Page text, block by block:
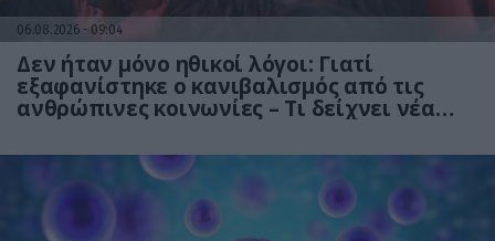
06.08.2026 09:04
Δεν ήταν μόνο ηθικοί λόγοι: Γιατί
εξαφανίστηκε ο κανιβαλισμός από τις
ανθρώπινες κοινωνίες – Τι δείχνει νέα